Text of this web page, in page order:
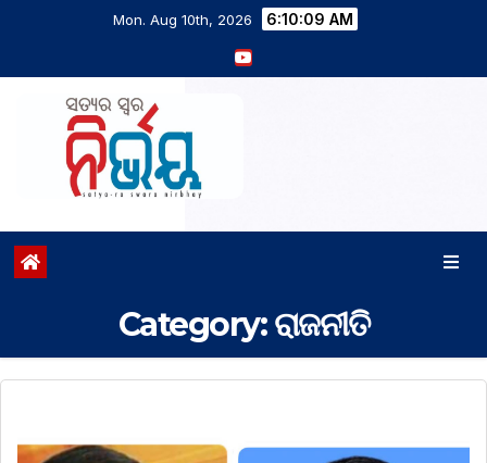
Mon. Aug 10th, 2026 6:10:10 AM
Category:ରାଜନୀତି